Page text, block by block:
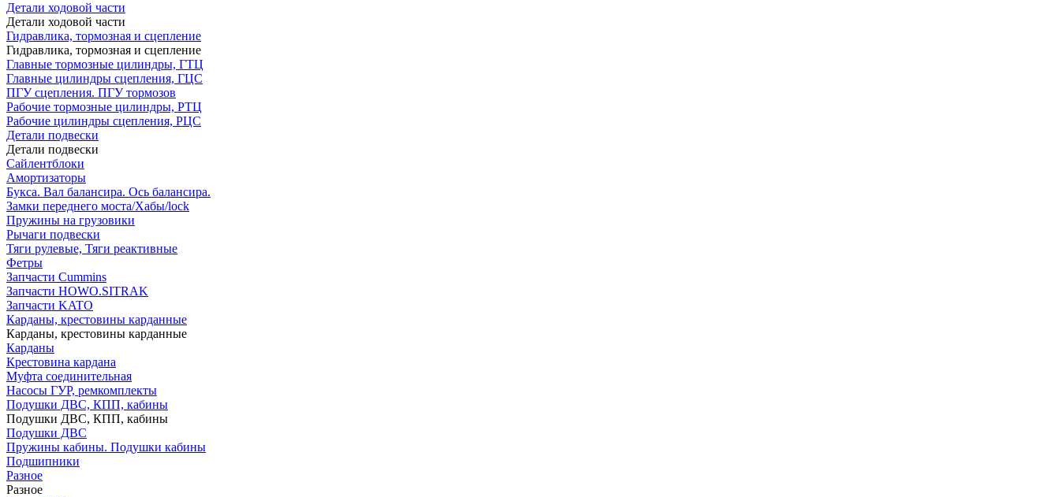
Детали ходовой части
Детали ходовой части
Гидравлика, тормозная и сцепление
Гидравлика, тормозная и сцепление
Главные тормозные цилиндры, ГТЦ
Главные цилиндры сцепления, ГЦС
ПГУ сцепления. ПГУ тормозов
Рабочие тормозные цилиндры, РТЦ
Рабочие цилиндры сцепления, РЦС
Детали подвески
Детали подвески
Cайлентблоки
Амортизаторы
Букса. Вал балансира. Ось балансира.
Замки переднего моста/Хабы/lock
Пружины на грузовики
Рычаги подвески
Тяги рулевые, Тяги реактивные
Фетры
Запчасти Cummins
Запчасти HOWO.SITRAK
Запчасти KATO
Карданы, крестовины карданные
Карданы, крестовины карданные
Карданы
Крестовина кардана
Муфта соединительная
Насосы ГУР, ремкомплекты
Подушки ДВС, КПП, кабины
Подушки ДВС, КПП, кабины
Подушки ДВС
Пружины кабины. Подушки кабины
Подшипники
Разное
Разное